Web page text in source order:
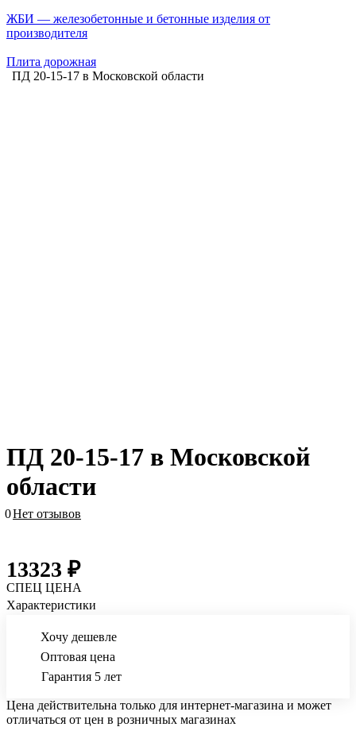
ЖБИ — железобетонные и бетонные изделия от
производителя
Плита дорожная
ПД 20-15-17 в Московской области
ПД 20-15-17 в Московской
области
0Нет отзывов
13323 ₽
СПЕЦ ЦЕНА
Характеристики
Хочу дешевле
Оптовая цена
Гарантия 5 лет
Цена действительна только для интернет-магазина и может
отличаться от цен в розничных магазинах